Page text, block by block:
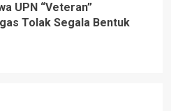
UPN “Veteran”
Tolak Segala Bentuk